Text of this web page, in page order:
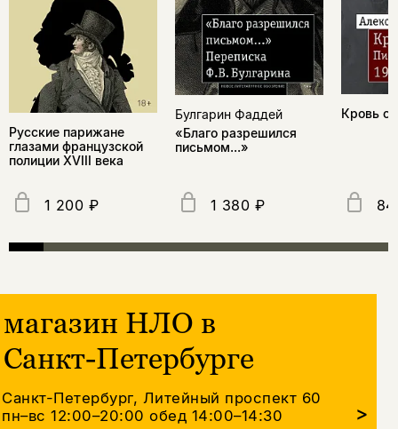
Русские парижане
глазами французской
полиции ХVIII века
1 200 ₽
Булгарин Фаддей
«Благо разрешился
письмом...»
1 380 ₽
Кровь
магазин НЛО в
Санкт-Петербурге
Санкт-Петербург, Литейный проспект 60
пн–вс 12:00–20:00обед 14:00–14:30 >